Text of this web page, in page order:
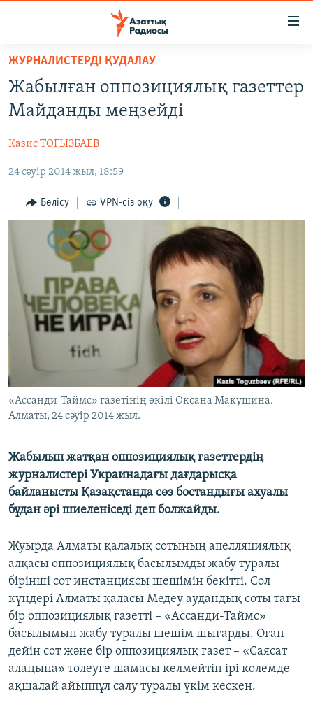
Skip
main
content
to
Navigation
ЖАҢАЛЫҚТАР
ҚАҢТАР ОҚИҒАСЫ
АДАМ ҚҰҚЫҚТАРЫ
ӘЛЕУМЕТ
АРНАЙЫ ЖОБАЛАР
ЖАЗЫЛЫҢЫЗ
Басқа тілдерде
ЖУРНАЛИСТЕРДІ ҚУДАЛАУ
Жабылған оппозициялық газеттер
Майданды меңзейді
Қазис ТОҒЫЗБАЕВ
24 сәуір 2014 жыл, 18:59
Бөлісу VPN-сіз оқу
«Ассанди-Таймс» газетінің өкілі Оксана Макушина.
Алматы, 24 сәуір 2014 жыл.
Жабылып жатқан оппозициялық газеттердің
журналистері Украинадағы дағдарысқа
байланысты Қазақстанда сөз бостандығы ахуалы
бұдан әрі шиеленіседі деп болжайды.
Жуырда Алматы қалалық сотының апелляциялық
алқасы оппозициялық басылымды жабу туралы
бірінші сот инстанциясы шешімін бекітті. Сол
күндері Алматы қаласы Медеу аудандық соты тағы
бір оппозициялық газетті – «Ассанди-Таймс»
басылымын жабу туралы шешім шығарды. Оған
дейін сот және бір оппозициялық газет – «Саясат
алаңына» төлеуге шамасы келмейтін ірі көлемде
ақшалай айыппұл салу туралы үкім кескен.